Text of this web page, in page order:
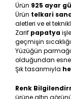
Ürün 925 ayar
Ürün telkari
aletleri ve el
Zarif papatya
geçmişin
Yüzüğün
olduğundan
Şık tasarımıyla
Renk
ürüne altın